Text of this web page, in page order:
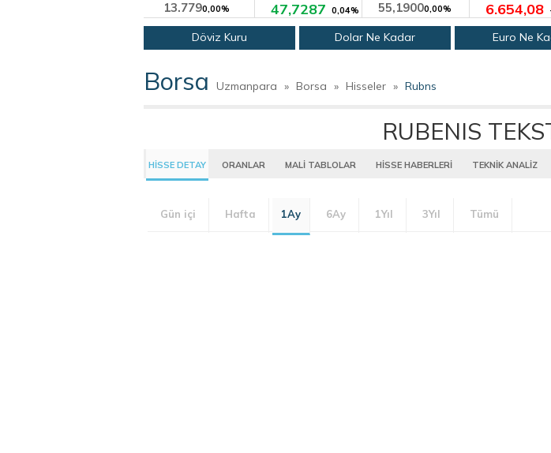
13.7790,00% 47,7287 0,04% 55,19000,00% 6.654,08
Döviz Kuru Dolar Ne Kadar Euro Ne
Borsa Uzmanpara » Borsa » Hisseler » Rubns
RUBENIS
HİSSE DETAY ORANLAR MALİ TABLOLAR HİSSE HABERLERİ TEKNİK ANALİZ
Gün içi Hafta 1Ay 6Ay 1Yıl 3Yıl Tümü